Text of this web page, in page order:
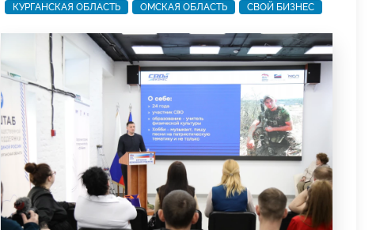
КУРГАНСКАЯ ОБЛАСТЬ ОМСКАЯ ОБЛАСТЬ СВОЙ БИЗНЕС